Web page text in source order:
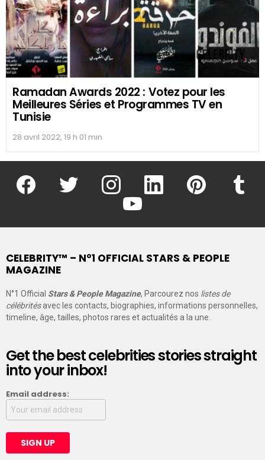
© 2017 - 2026 Celebrity.tn - Stars & People Wiki, biographies et
Actualités
Top 10
À propos Annonceurs & Publicité
Confidentialité
Nous rejoindre
Contact